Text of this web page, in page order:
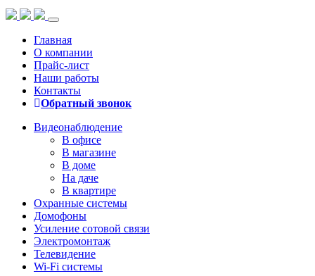
Главная
О компании
Прайс-лист
Наши работы
Контакты
Обратный звонок
Видеонаблюдение
В офисе
В магазине
В доме
На даче
В квартире
Охранные системы
Домофоны
Усиление сотовой связи
Электромонтаж
Телевидение
Wi-Fi системы